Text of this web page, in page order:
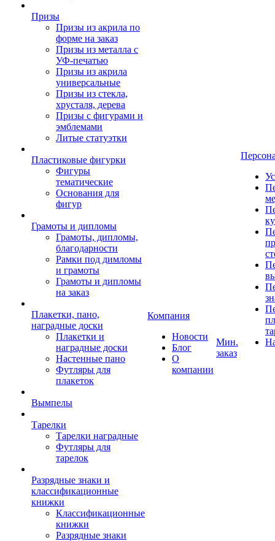
Призы
Призы из акрила по
форме на заказ
Призы из металла с
УФ-печатью
Призы из акрила
универсальные
Призы из стекла,
хрусталя, дерева
Призы с фигурами и
эмблемами
Литые статуэтки
Пластиковые фигурки
Фигуры
тематические
Основания для
фигур
Грамоты и дипломы
Грамоты, дипломы,
благодарности
Рамки под димломы
и грамоты
Грамоты и дипломы
на заказ
Плакетки, пано,
наградные доски
Плакетки и
наградные доски
Настенные пано
Футляры для
плакеток
Вымпелы
Тарелки
Тарелки наградные
Футляры для
тарелок
Разрядные знаки и
классификационные
книжки
Классификационные
книжки
Разрядные знаки
Компания
Новости
Блог
О
компании
Мин.
заказ